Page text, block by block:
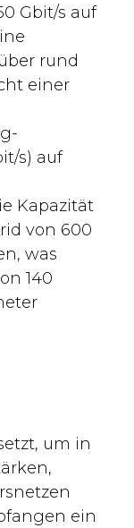
Gbit/s auf
rund
einer
s) auf
Kapazität
von 600
was
140
um in
ein